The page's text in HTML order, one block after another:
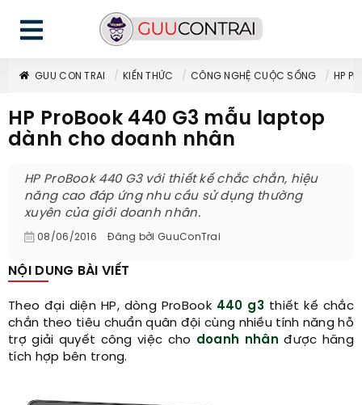
GUU CON TRAI KIẾN THỨC CÔNG NGHỆ CUỘC SỐNG HP
HP ProBook 440 G3 mẫu laptop
dành cho doanh nhân
HP ProBook 440 G3 với thiết kế chắc chắn, hiệu
năng cao đáp ứng nhu cầu sử dụng thường
xuyên của giới doanh nhân.
08/06/2016 Đăng bởi GuuConTrai
NỘI DUNG BÀI VIẾT
Theo đại diện HP, dòng ProBook 440 g3 thiết kế chắc
chắn theo tiêu chuẩn quân đội cùng nhiều tính năng hỗ
trợ giải quyết công việc cho doanh nhân được hãng
tích hợp bên trong.